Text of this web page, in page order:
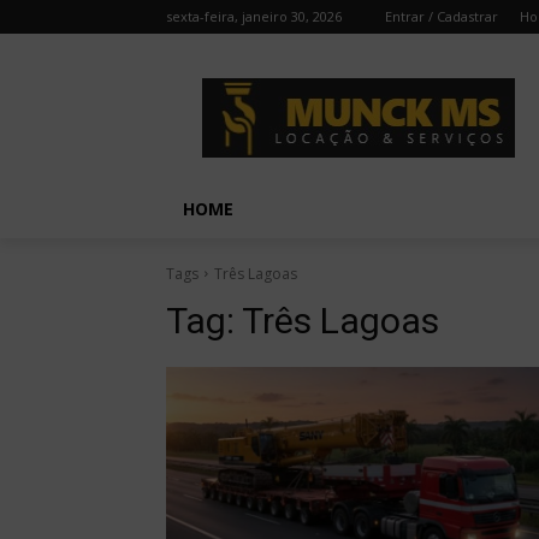
sexta-feira, janeiro 30, 2026 Entrar / Cadastrar
HOME
Tags Três Lagoas
Tag: Três Lagoas